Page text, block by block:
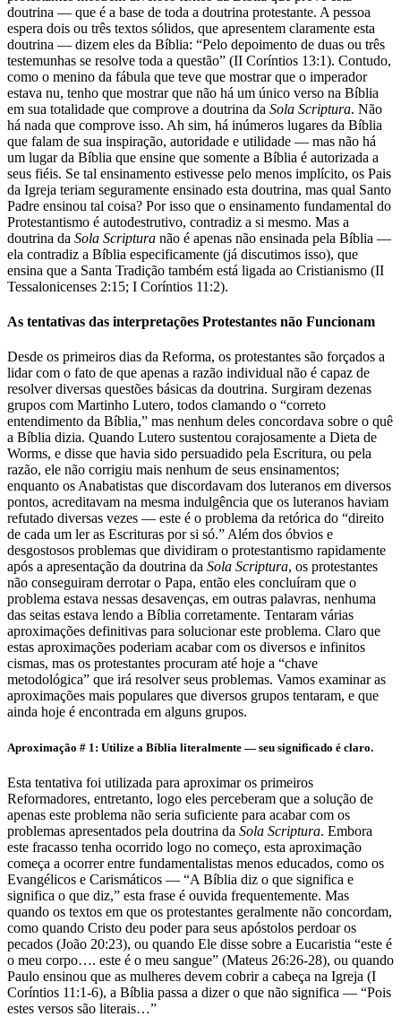
doutrina — que é a base de toda a doutrina protestante. A pessoa
espera dois ou três textos sólidos, que apresentem claramente esta
doutrina — dizem eles da Bíblia: “Pelo depoimento de duas ou três
testemunhas se resolve toda a questão” (II Coríntios 13:1). Contudo,
como o menino da fábula que teve que mostrar que o imperador
estava nu, tenho que mostrar que não há um único verso na Bíblia
em sua totalidade que comprove a doutrina da Sola Scriptura. Não
há nada que comprove isso. Ah sim, há inúmeros lugares da Bíblia
que falam de sua inspiração, autoridade e utilidade — mas não há
um lugar da Bíblia que ensine que somente a Bíblia é autorizada a
seus fiéis. Se tal ensinamento estivesse pelo menos implícito, os Pais
da Igreja teriam seguramente ensinado esta doutrina, mas qual Santo
Padre ensinou tal coisa? Por isso que o ensinamento fundamental do
Protestantismo é autodestrutivo, contradiz a si mesmo. Mas a
doutrina da Sola Scriptura não é apenas não ensinada pela Bíblia —
ela contradiz a Bíblia especificamente (já discutimos isso), que
ensina que a Santa Tradição também está ligada ao Cristianismo (II
Tessalonicenses 2:15; I Coríntios 11:2).
As tentativas das interpretações Protestantes não Funcionam
Desde os primeiros dias da Reforma, os protestantes são forçados a
lidar com o fato de que apenas a razão individual não é capaz de
resolver diversas questões básicas da doutrina. Surgiram dezenas
grupos com Martinho Lutero, todos clamando o “correto
entendimento da Bíblia,” mas nenhum deles concordava sobre o quê
a Bíblia dizia. Quando Lutero sustentou corajosamente a Dieta de
Worms, e disse que havia sido persuadido pela Escritura, ou pela
razão, ele não corrigiu mais nenhum de seus ensinamentos;
enquanto os Anabatistas que discordavam dos luteranos em diversos
pontos, acreditavam na mesma indulgência que os luteranos haviam
refutado diversas vezes — este é o problema da retórica do “direito
de cada um ler as Escrituras por si só.” Além dos óbvios e
desgostosos problemas que dividiram o protestantismo rapidamente
após a apresentação da doutrina da Sola Scriptura, os protestantes
não conseguiram derrotar o Papa, então eles concluíram que o
problema estava nessas desavenças, em outras palavras, nenhuma
das seitas estava lendo a Bíblia corretamente. Tentaram várias
aproximações definitivas para solucionar este problema. Claro que
estas aproximações poderiam acabar com os diversos e infinitos
cismas, mas os protestantes procuram até hoje a “chave
metodológica” que irá resolver seus problemas. Vamos examinar as
aproximações mais populares que diversos grupos tentaram, e que
ainda hoje é encontrada em alguns grupos.
Aproximação # 1: Utilize a Bíblia literalmente — seu significado é claro.
Esta tentativa foi utilizada para aproximar os primeiros
Reformadores, entretanto, logo eles perceberam que a solução de
apenas este problema não seria suficiente para acabar com os
problemas apresentados pela doutrina da Sola Scriptura. Embora
este fracasso tenha ocorrido logo no começo, esta aproximação
começa a ocorrer entre fundamentalistas menos educados, como os
Evangélicos e Carismáticos — “A Bíblia diz o que significa e
significa o que diz,” esta frase é ouvida frequentemente. Mas
quando os textos em que os protestantes geralmente não concordam,
como quando Cristo deu poder para seus apóstolos perdoar os
pecados (João 20:23), ou quando Ele disse sobre a Eucaristia “este é
o meu corpo…. este é o meu sangue” (Mateus 26:26-28), ou quando
Paulo ensinou que as mulheres devem cobrir a cabeça na Igreja (I
Coríntios 11:1-6), a Bíblia passa a dizer o que não significa — “Pois
estes versos são literais…”